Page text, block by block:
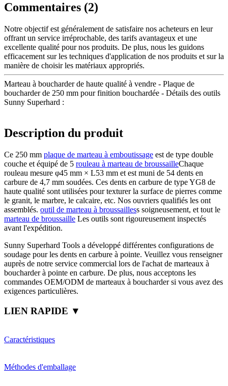
Commentaires (2)
Notre objectif est généralement de satisfaire nos acheteurs en leur
offrant un service irréprochable, des tarifs avantageux et une
excellente qualité pour nos produits. De plus, nous les guidons
efficacement sur les techniques d'application de nos produits et sur la
manière de choisir les matériaux appropriés.
Marteau à boucharder de haute qualité à vendre - Plaque de
boucharder de 250 mm pour finition bouchardée - Détails des outils
Sunny Superhard :
Description du produit
Ce 250 mm plaque de marteau à emboutissage est de type double
couche et équipé de 5 rouleau à marteau de broussailleChaque
rouleau mesure φ45 mm × L53 mm et est muni de 54 dents en
carbure de 4,7 mm soudées. Ces dents en carbure de type YG8 de
haute qualité sont utilisées pour texturer la surface de pierres comme
le granit, le marbre, le calcaire, etc. Nos ouvriers qualifiés les ont
assemblés. outil de marteau à broussailless soigneusement, et tout le
marteau de broussaille Les outils sont rigoureusement inspectés
avant l'expédition.
Sunny Superhard Tools a développé différentes configurations de
soudage pour les dents en carbure à pointe. Veuillez vous renseigner
auprès de notre service commercial lors de l'achat de marteaux à
boucharder à pointe en carbure. De plus, nous acceptons les
commandes OEM/ODM de marteaux à boucharder si vous avez des
exigences particulières.
LIEN RAPIDE ▼
Caractéristiques
Méthodes d'emballage